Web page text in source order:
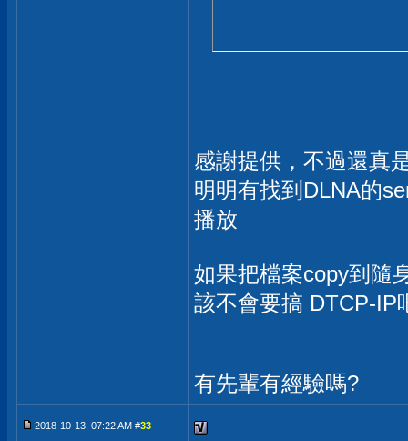
感謝提供，不過還真
明明有找到DLNA的
播放
如果把檔案copy到隨
該不會要搞 DTCP-IP
有先輩有經驗嗎?
2018-10-13, 07:22 AM #33